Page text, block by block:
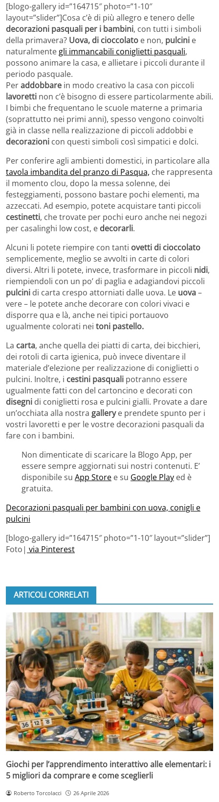
[blogo-gallery id=”164715″ photo=”1-10″
layout=”slider”]Cosa c’è di più allegro e tenero delle
decorazioni pasquali per i bambini, con tutti i simboli
della primavera? Uova, di cioccolato e non, pulcini e
naturalmente gli immancabili coniglietti pasquali,
possono animare la casa, e allietare i piccoli durante il
periodo pasquale.
Peraddobbare in modo creativo la casa con piccoli
lavoretti non c’è bisogno di essere particolarmente abili.
I bimbi che frequentano le scuole materne a primaria
(soprattutto nei primi anni), spesso vengono coinvolti
già in classe nella realizzazione di piccoli addobbi e
decorazioni con questi simboli così simpatici e dolci.
Per conferire agli ambienti domestici, in particolare alla
tavola imbandita del pranzo di Pasqua, che rappresenta
il momento clou, dopo la messa solenne, dei
festeggiamenti, possono bastare pochi elementi, ma
azzeccati. Ad esempio, potete acquistare tanti piccoli
cestinetti, che trovate per pochi euro anche nei negozi
per casalinghi low cost, e decorarli.
Alcuni li potete riempire con tanti ovetti di cioccolato
semplicemente, meglio se avvolti in carte di colori
diversi. Altri li potete, invece, trasformare in piccoli nidi,
riempiendoli con un po’ di paglia e adagiandovi piccoli
pulcini di carta crespo attorniati dalle uova. Le uova–
vere – le potete anche decorare con colori vivaci e
disporre qua e là, anche nei tipici portauovo
ugualmente colorati nei toni pastello.
La carta, anche quella dei piatti di carta, dei bicchieri,
dei rotoli di carta igienica, può invece diventare il
materiale d’elezione per realizzazione di coniglietti o
pulcini. Inoltre, i cestini pasquali potranno essere
ugualmente fatti con del cartoncino e decorati con
disegni di coniglietti rosa e pulcini gialli. Provate a dare
un’occhiata alla nostra gallerye prendete spunto per i
vostri lavoretti e per le vostre decorazioni pasquali da
fare con i bambini.
Non dimenticate di scaricare la Blogo App, per
essere sempre aggiornati sui nostri contenuti. E’
disponibile su App Store e su Google Play ed è
gratuita.
Decorazioni pasquali per bambini con uova, conigli e
pulcini
[blogo-gallery id=”164715″ photo=”1-10″ layout=”slider”]
Foto| via Pinterest
ARTICOLI CORRELATI
Giochi per l’apprendimento interattivo alle elementari: i
5 migliori da comprare e come sceglierli
Roberto Torcolacci 26 Aprile 2026